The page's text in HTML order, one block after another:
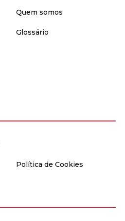
Quem somos
Glossário
Política de Cookies